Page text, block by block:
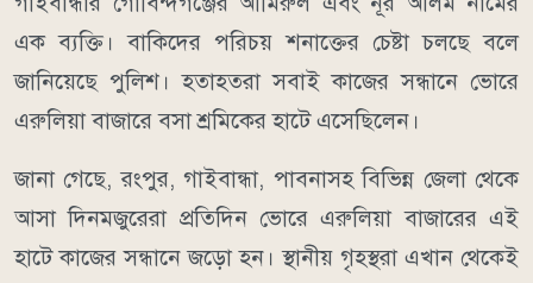
এক ব্যক্তি। বাকিদের পরিচয় শনাক্তের চেষ্টা চলছে বলে
জানিয়েছে পুলিশ। হতাহতরা সবাই কাজের সন্ধানে ভোরে
এরুলিয়া বাজারে বসা শ্রমিকের হাটে এসেছিলেন।
জানা গেছে, রংপুর, গাইবান্ধা, পাবনাসহ বিভিন্ন জেলা থেকে
আসা দিনমজুরেরা প্রতিদিন ভোরে এরুলিয়া বাজারের এই
হাটে কাজের সন্ধানে জড়ো হন। স্থানীয় গৃহস্থরা এখান থেকেই